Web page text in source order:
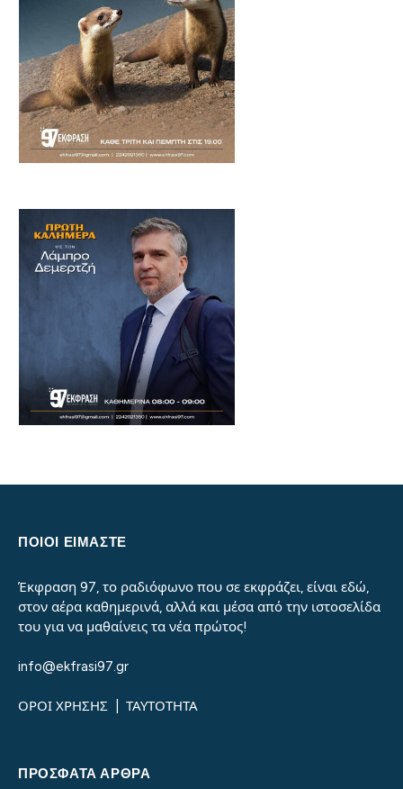
ΠΟΙΟΙ ΕΙΜΑΣΤΕ
Έκφραση 97, το ραδιόφωνο που σε εκφράζει, είναι εδώ,
στον αέρα καθημερινά, αλλά και μέσα από την ιστοσελίδα
του για να μαθαίνεις τα νέα πρώτος!
info@ekfrasi97.gr
ΟΡΟΙ ΧΡΗΣΗΣ ΤΑΥΤΟΤΗΤΑ
ΠΡΌΣΦΑΤΑ ΆΡΘΡΑ